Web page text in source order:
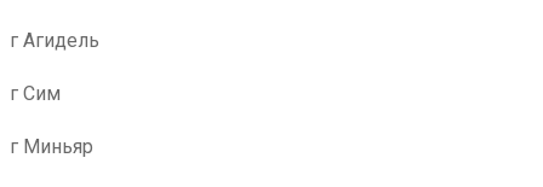
г Агидель
г Сим
г Миньяр